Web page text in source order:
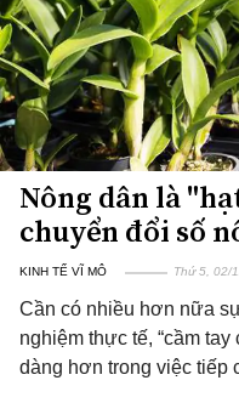
Nông dân là
chuyển đổi số
KINH TẾ VĨ MÔ Thứ 5, 02/
Cần có nhiều hơn nữa
nghiệm thực tế, “cầm
dàng hơn trong việc tiếp